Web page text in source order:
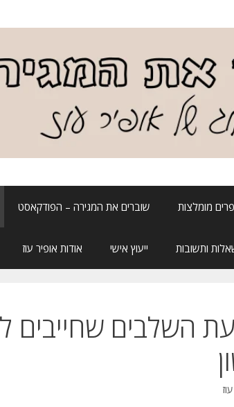
מומלצות שוברים את המגירה – הפודקאסט
ותשובות ייעוץ אישי אודות אופיר עוז
השלבים שחייבים